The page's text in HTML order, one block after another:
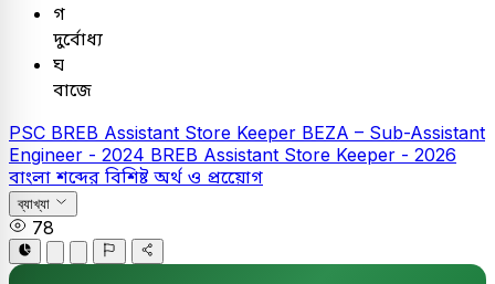
গ
দুর্বোধ্য
ঘ
বাজে
PSC BREB Assistant Store Keeper BEZA – Sub-Assistant
Engineer - 2024 BREB Assistant Store Keeper - 2026
বাংলাশব্দের বিশিষ্ট অর্থ ও প্রয়োেগ
ব্যাখ্যা
78